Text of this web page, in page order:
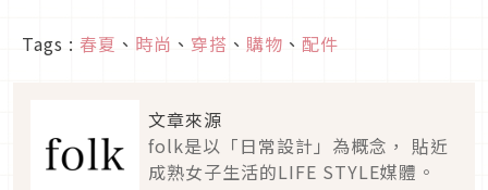
Tags : 春夏 、 時尚 、 穿搭 、 購物 、 配件
文章來源
folk是以「日常設計」為概念， 貼近
成熟女子生活的LIFE STYLE媒體。